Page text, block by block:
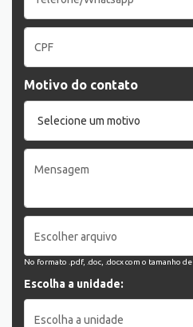
Motivo do contato
Escolher arquivo
No formato .pdf, .doc, .docx com o tamanho
Escolha a unidade:
Escolha a unidade